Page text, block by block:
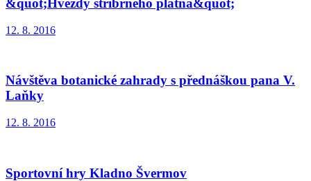
&quot;Hvězdy stříbrného plátna&quot;
12. 8. 2016
Návštěva botanické zahrady s přednáškou pana V.
Laňky
12. 8. 2016
Sportovní hry Kladno Švermov